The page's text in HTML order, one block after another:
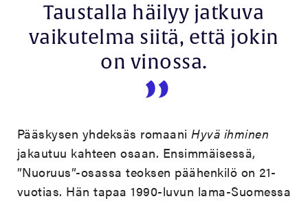
Taustalla häilyy jatkuva
vaikutelma siitä, että jokin
on vinossa.
Pääskysen yhdeksäs romaaniHyvä ihminen
jakautuu kahteen osaan. Ensimmäisessä,
”Nuoruus”-osassa teoksen päähenkilö on 21-
vuotias. Hän tapaa 1990-luvun lama-Suomessa